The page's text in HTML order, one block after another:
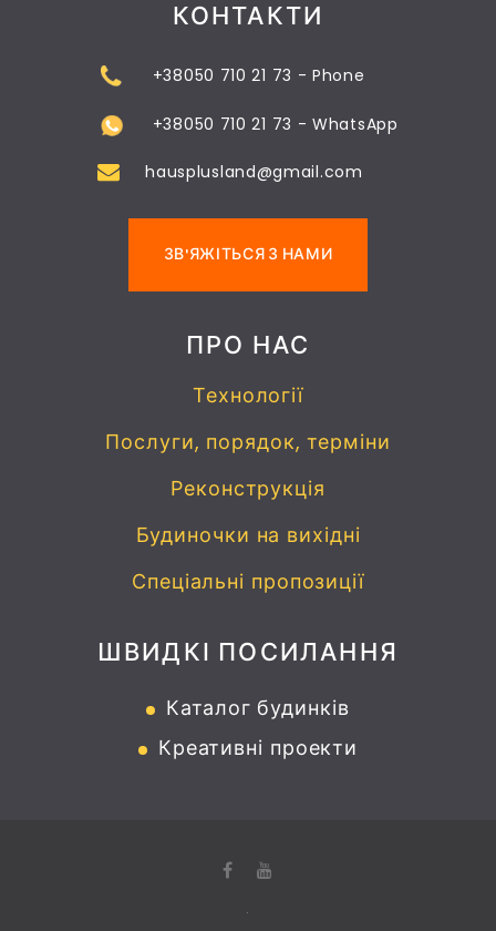
КОНТАКТИ
+38050 710 21 73 - Phone
+38050 710 21 73 - WhatsApp
hausplusland@gmail.com
ЗВ'ЯЖІТЬСЯ З НАМИ
ПРО НАС
Технології
Послуги, порядок, терміни
Реконструкція
Будиночки на вихідні
Спеціальні пропозиції
ШВИДКІ ПОСИЛАННЯ
Каталог будинків
Креативні проекти
.